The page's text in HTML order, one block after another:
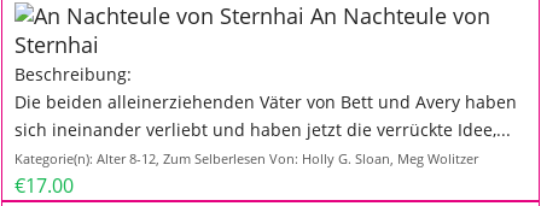
An Nachteule von
Sternhai
Beschreibung:
Die beiden alleinerziehenden Väter von Bett und Avery haben
sich ineinander verliebt und haben jetzt die verrückte Idee,...
Kategorie(n): Alter 8-12, Zum Selberlesen Von: Holly G. Sloan, Meg Wolitzer
€17.00